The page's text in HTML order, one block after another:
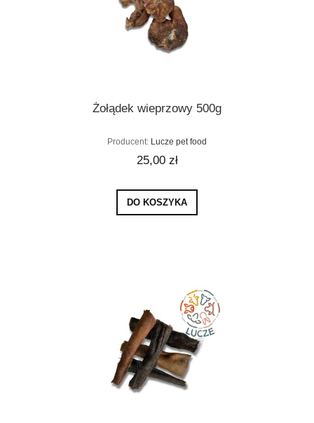
Żołądek wieprzowy 500g
Producent: Lucze pet food
25,00 zł
DO KOSZYKA